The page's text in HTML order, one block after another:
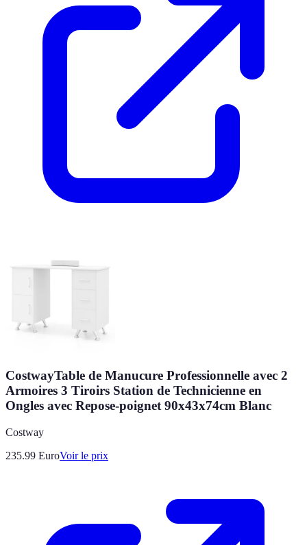
CostwayTable de Manucure Professionnelle avec 2
Armoires 3 Tiroirs Station de Technicienne en
Ongles avec Repose-poignet 90x43x74cm Blanc
Costway
235.99 EuroVoir le prix